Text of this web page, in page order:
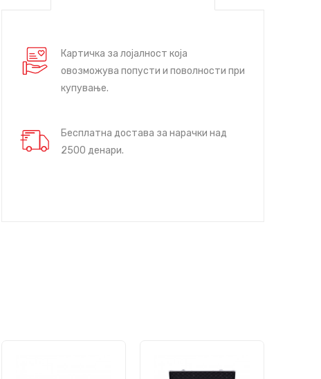
Картичка за лојалност која
овозможува попусти и поволности при
купување.
Бесплатна достава за нарачки над
2500 денари.